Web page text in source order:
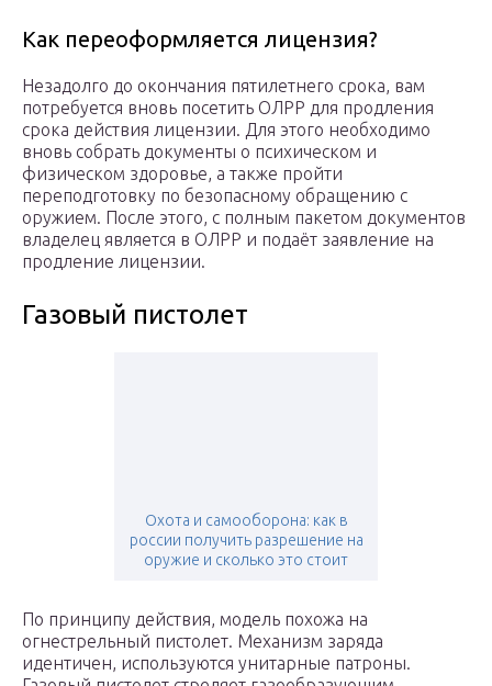
Как переоформляется лицензия?
Незадолго до окончания пятилетнего срока, вам
потребуется вновь посетить ОЛРР для продления
срока действия лицензии. Для этого необходимо
вновь собрать документы о психическом и
физическом здоровье, а также пройти
переподготовку по безопасному обращению с
оружием. После этого, с полным пакетом документов
владелец является в ОЛРР и подаёт заявление на
продление лицензии.
Газовый пистолет
Охота и самооборона: как в
россии получить разрешение на
оружие и сколько это стоит
По принципу действия, модель похожа на
огнестрельный пистолет. Механизм заряда
идентичен, используются унитарные патроны.